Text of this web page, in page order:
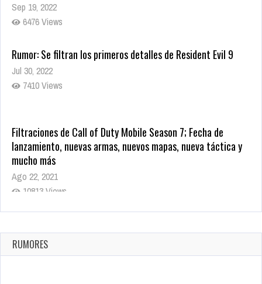
Sep 19, 2022
6476 Views
Rumor: Se filtran los primeros detalles de Resident Evil 9
Jul 30, 2022
7410 Views
Filtraciones de Call of Duty Mobile Season 7; Fecha de
lanzamiento, nuevas armas, nuevos mapas, nueva táctica y
mucho más
Ago 22, 2021
10813 Views
La configuración de Call of Duty 2021 aparentemente ya fue
Ago 8, 2021
9995 Views
RUMORES